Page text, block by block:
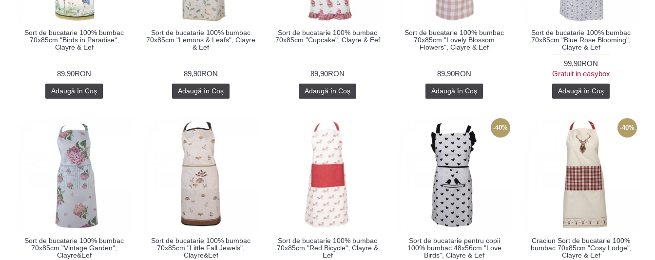
Sort de bucatarie 100% bumbac
70x85cm "Birds in Paradise",
Clayre & Eef
89,90RON
Adaugă în Coş
Sort de bucatarie 100% bumbac
70x85cm "Lemons & Leafs", Clayre
& Eef
89,90RON
Adaugă în Coş
Sort de bucatarie 100% bumbac
70x85cm "Cupcake", Clayre & Eef
89,90RON
Adaugă în Coş
Sort de bucatarie 100% bumbac
70x85cm "Lovely Blossom
Flowers", Clayre & Eef
89,90RON
Adaugă în Coş
Sort de bucatarie 100% bumbac
70x85cm "Blue Rose Blooming",
Clayre & Eef
99,90RON
Gratuit in easybox
Adaugă în Coş
Sort de bucatarie 100% bumbac
70x85cm "Vintage Garden",
Clayre&Eef
Sort de bucatarie 100% bumbac
70x85cm "Little Fall Jewels",
Clayre&Eef
Sort de bucatarie 100% bumbac
70x85cm "Red Bicycle", Clayre &
Eef
-40%
Sort de bucatarie pentru copii
100% bumbac 48x56cm "Love
Birds", Clayre & Eef
-40%
Craciun Sort de bucatarie 100%
bumbac 70x85cm "Cosy Lodge",
Clayre & Eef